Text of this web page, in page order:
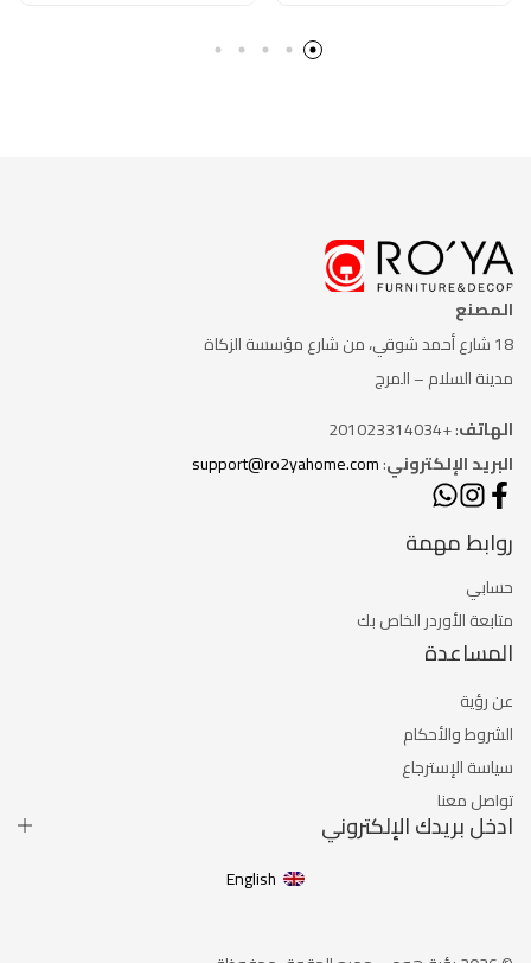
المصنع
18 شارع أحمد شوقي، من شارع
مؤسسة الزكاة
مدينة السلام – المرج
الهاتف: +201023314034
البريد الإلكتروني:
support@ro2yahome.com
روابط مهمة
حسابي
متابعة الأوردر الخاص بك
المساعدة
عن رؤية
الشروط والأحكام
سياسة الإسترجاع
تواصل معنا
ادخل بريدك الإلكتروني
English